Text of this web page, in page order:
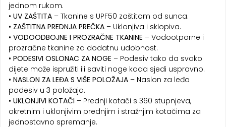
jednom rukom.
• UV ZAŠTITA – Tkanine s UPF50 zaštitom od sunca.
• ZAŠTITNA PREDNJA PREČKA – Uklonjiva i sklopiva.
• VODOODBOJNE I PROZRAČNE TKANINE – Vodootporne i
prozračne tkanine za dodatnu udobnost.
• PODESIVI OSLONAC ZA NOGE – Podesiv tako da svako
dijete može ispružiti ili saviti noge kada sjedi uspravno.
• NASLON ZA LEĐA S VIŠE POLOŽAJA – Naslon za leđa
podesiv u 3 položaja.
• UKLONJIVI KOTAČI – Prednji kotači s 360 stupnjeva,
okretnim i uklonjivim prednjim i stražnjim kotačima za
jednostavno spremanje.